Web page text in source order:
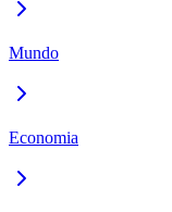
Mundo
Economia